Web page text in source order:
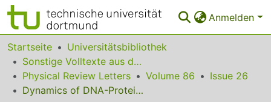
Anmelden
Bereiche & Sammlungen
Das gesamte Repositorium
Statistiken
Startseite
Universitätsbibliothek
Sonstige Volltexte aus dem Bibliotheksangebot
Physical Review Letters
Volume 86
Issue 26
Dynamics of DNA-Protein Interaction Deduced from in vitro DNA Evolution